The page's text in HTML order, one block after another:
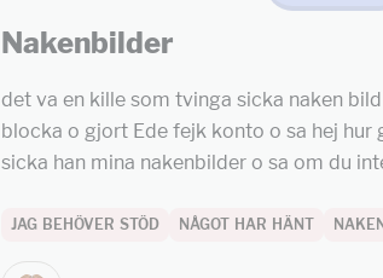
Nakenbilder
det va en kille som tvinga sicka naken
blocka o gjort Ede fejk konto o sa hej hur
sicka han mina nakenbilder o sa om du
JAG BEHÖVER STÖD NÅGOT HAR HÄNT